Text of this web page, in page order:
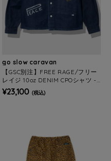
go slow caravan
【GSC別注】FREE RAGE/フリー
レイジ 10oz DENIM CPOシャツ -
Hand Paint ver - (MENS)
¥23,100 (税込)